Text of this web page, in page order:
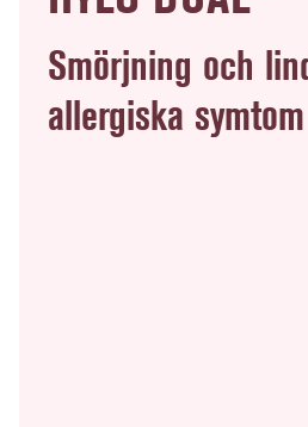
Varför HYLO®?
Smörjning och
allergiska symtom